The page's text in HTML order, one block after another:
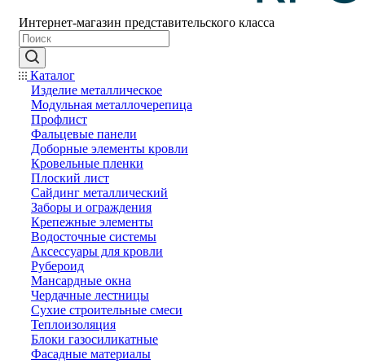
Интернет-магазин представительского класса
Каталог
Изделие металлическое
Модульная металлочерепица
Профлист
Фальцевые панели
Доборные элементы кровли
Кровельные пленки
Плоский лист
Сайдинг металлический
Заборы и ограждения
Крепежные элементы
Водосточные системы
Аксессуары для кровли
Рубероид
Мансардные окна
Чердачные лестницы
Сухие строительные смеси
Теплоизоляция
Блоки газосиликатные
Фасадные материалы